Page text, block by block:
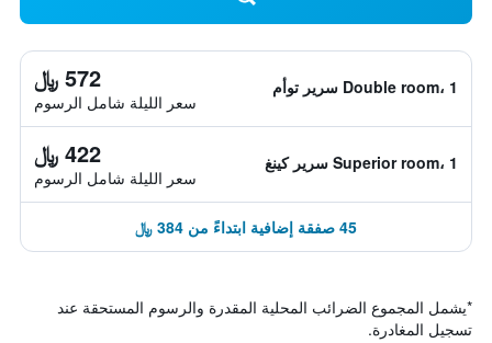
Double room، 1 سرير توأم 572 ﷼
سعر الليلة شامل الرسوم
Superior room، 1 سرير كينغ 422 ﷼
سعر الليلة شامل الرسوم
45 صفقة إضافية ابتداءً من 384 ﷼
*يشمل المجموع الضرائب المحلية المقدرة والرسوم المستحقة عند
تسجيل المغادرة.